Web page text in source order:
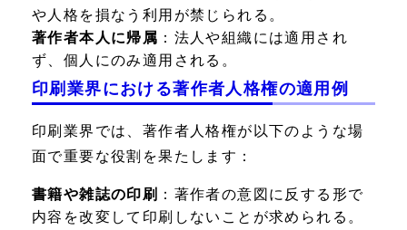
や人格を損なう利用が禁じられる。
著作者本人に帰属 ：法人や組織には適用され
ず、個人にのみ適用される。
印刷業界における著作者人格権の適用例
印刷業界では、著作者人格権が以下のような場
面で重要な役割を果たします：
書籍や雑誌の印刷
：著作者の意図に反する形で
内容を改変して印刷しないことが求められる。